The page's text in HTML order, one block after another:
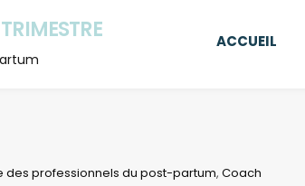
ACCUEIL
des professionnels du post-partum, Coach